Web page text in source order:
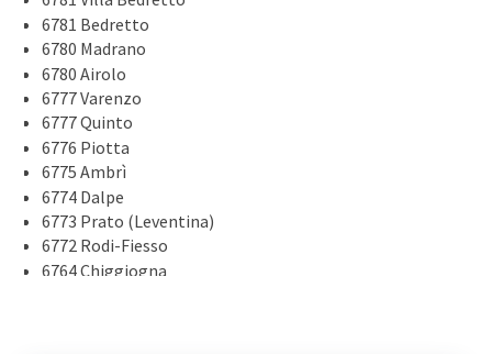
6781 Bedretto
6780 Madrano
6780 Airolo
6777 Varenzo
6777 Quinto
6776 Piotta
6775 Ambrì
6774 Dalpe
6773 Prato (Leventina)
6772 Rodi-Fiesso
6764 Chiggiogna